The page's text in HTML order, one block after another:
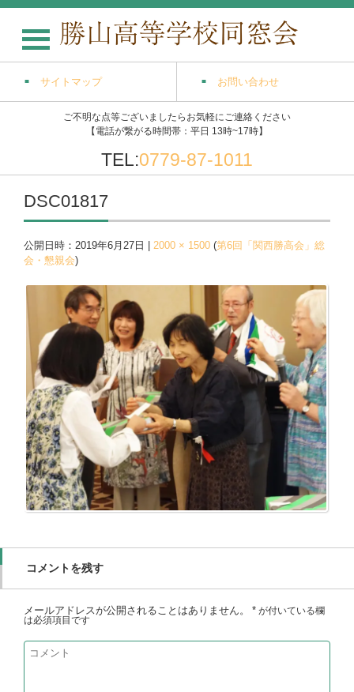
サイトマップ お問い合わせ
ご不明な点等ございましたらお気軽にご連絡ください
【電話が繋がる時間帯：平日 13時~17時】
TEL:0779-87-1011
DSC01817
公開日時： 2019年6月27日 2000 × 1500 (第6回「関西勝高会」総
会・懇親会)
コメントを残す
メールアドレスが公開されることはありません。 * が付いている欄
は必須項目です